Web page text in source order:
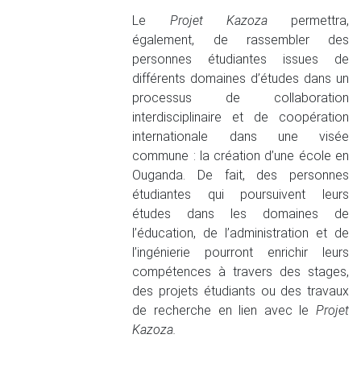
Le Projet Kazozapermettra,
également, de rassembler des
personnes étudiantes issues de
différents domaines d’études dans un
processus de collaboration
interdisciplinaire et de coopération
internationale dans une visée
commune : la création d’une école en
Ouganda. De fait, des personnes
étudiantes qui poursuivent leurs
études dans les domaines de
l’éducation, de l’administration et de
l’ingénierie pourront enrichir leurs
compétences à travers des stages,
des projets étudiants ou des travaux
de recherche en lien avec le Projet
Kazoza.